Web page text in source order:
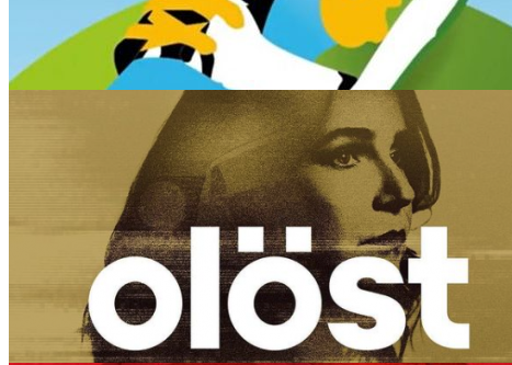
Ben & Jerry’s / Nike SB – Chunky Dunky instagram